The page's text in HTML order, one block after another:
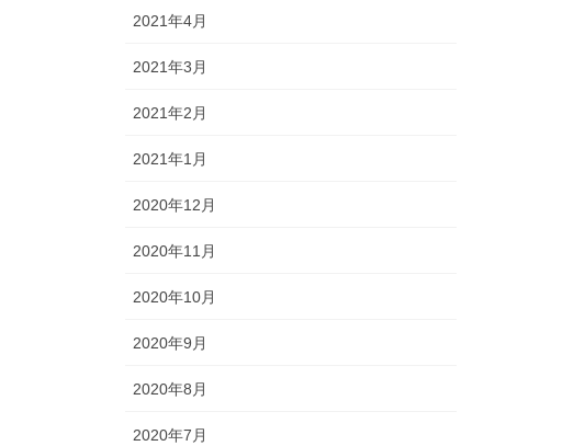
2021年4月
2021年3月
2021年2月
2021年1月
2020年12月
2020年11月
2020年10月
2020年9月
2020年8月
2020年7月